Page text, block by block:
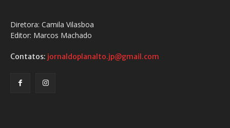
Diretora: Camila Vilasboa
Editor: Marcos Machado
Contatos: jornaldoplanalto.jp@gmail.com